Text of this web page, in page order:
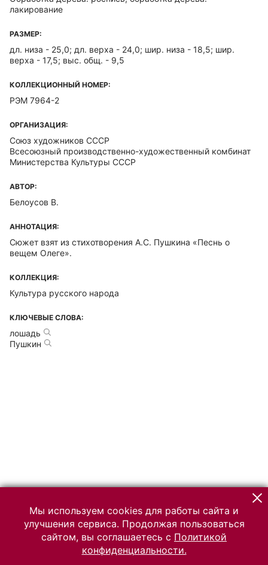
лакирование
РАЗМЕР:
дл. низа - 25,0; дл. верха - 24,0; шир. низа - 18,5; шир.
верха - 17,5; выс. общ. - 9,5
КОЛЛЕКЦИОННЫЙ НОМЕР:
РЭМ 7964-2
ОРГАНИЗАЦИЯ:
Союз художников СССР
Всесоюзный производственно-художественный комбинат
Министерства Культуры СССР
АВТОР:
Белоусов В.
АННОТАЦИЯ:
Сюжет взят из стихотворения А.С. Пушкина «Песнь о
вещем Олеге».
КОЛЛЕКЦИЯ:
Культура русского народа
КЛЮЧЕВЫЕ СЛОВА:
лошадь
Пушкин
Мы используем cookies для работы сайта и
улучшения сервиса. Продолжая пользоваться
сайтом, вы соглашаетесь с Политикой
конфиденциальности.